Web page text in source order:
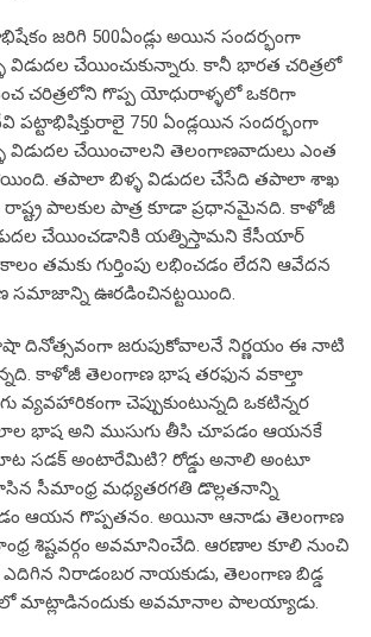
జరిగి 500ఏండ్లు అయిన సందర్భంగా
చేయించుకున్నారు. కానీ భారత చరిత్రలో
చరిత్రలోని గొప్ప యోధురాళ్ళలో ఒకరిగా
పట్టాభిషిక్తురాలై 750 ఏండ్లయిన సందర్భంగా
విడుదల చేయించాలని తెలంగాణవాదులు ఎంత
తపాలా బిళ్ళ విడుదల చేసేది తపాలా శాఖ
పాలకుల పాత్ర కూడా ప్రధానమైనది. కాళోజీ
చేయించడానికి యత్నిస్తామని కేసీయార్
తమకు గుర్తింపు లభించడం లేదని ఆవేదన
సమాజాన్ని ఊరడించినట్టయింది.
జరుపుకోవాలనే నిర్ణయం ఈ నాటి
కాళోజీ తెలంగాణ భాష తరఫున వకాల్తా
వ్యవహారికంగా చెప్పుకుంటున్నది ఒకటిన్నర
భాష అని ముసుగు తీసి చూపడం ఆయనకే
సడక్ అంటారేమిటి? రోడ్డు అనాలి అంటూ
సీమాంధ్ర మధ్యతరగతి డొల్లతనాన్ని
ఆయన గొప్పతనం. అయినా ఆనాడు తెలంగాణ
శిష్టవర్గం అవమానించేది. ఆరణాల కూలి నుంచి
ఎదిగిన నిరాడంబర నాయకుడు, తెలంగాణ బిడ్డ
మాట్లాడినందుకు అవమానాల పాలయ్యాడు.